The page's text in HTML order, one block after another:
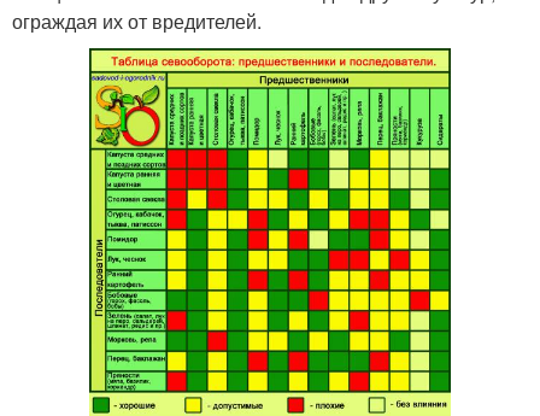
ограждая их от вредителей.